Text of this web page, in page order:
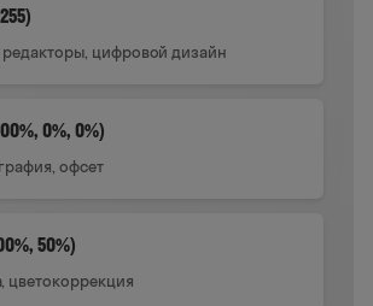
редакторы, цифровой дизайн
0%, 0%)
офсет
50%)
цветокоррекция